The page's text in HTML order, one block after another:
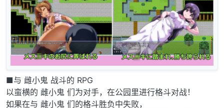
■与 雌小鬼 战斗的 RPG
以蛮横的 雌小鬼 们为对手，在公园里进行格斗对战！
如果在与 雌小鬼 们的格斗胜负中失败，